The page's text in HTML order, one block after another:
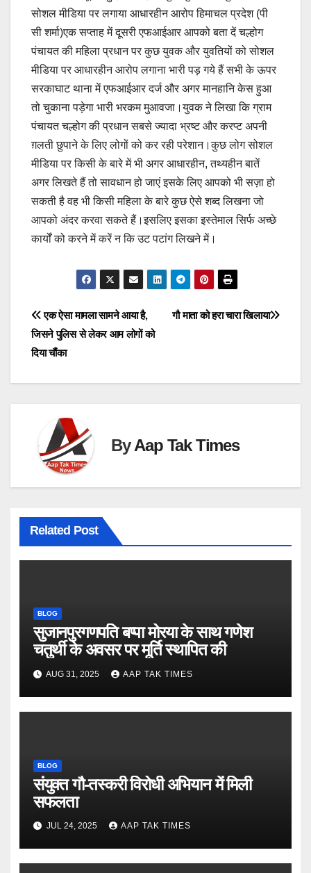
सोशल मीडिया पर लगाया आधारहीन आरोप हिमाचल प्रदेश (पी
सी शर्मा)एक सप्ताह में दूसरी एफआईआर आपको बता दें चल्होग
पंचायत की महिला प्रधान पर कुछ युवक और युवतियों को सोशल
मीडिया पर आधारहीन आरोप लगाना भारी पड़ गये हैं सभी के ऊपर
सरकाघाट थाना में एफआईआर दर्ज और अगर मानहानि केस हुआ
तो चुकाना पड़ेगा भारी भरकम मुआवजा।युवक ने लिखा कि ग्राम
पंचायत चल्होग की प्रधान सबसे ज्यादा भ्रष्ट और करप्ट अपनी
ग़लती छुपाने के लिए लोगों को कर रही परेशान।कुछ लोग सोशल
मीडिया पर किसी के बारे में भी अगर आधारहीन, तथ्यहीन बातें
अगर लिखते हैं तो सावधान हो जाएं इसके लिए आपको भी सज़ा हो
सकती है वह भी किसी महिला के बारे कुछ ऐसे शब्द लिखना जो
आपको अंदर करवा सकते हैं।इसलिए इसका इस्तेमाल सिर्फ अच्छे
कार्यों को करने में करें न कि उट पटांग लिखने में।
Post
navigation
गौ माता को हरा चारा खिलाया
एक ऐसा मामला सामने आया है,
जिसने पुलिस से लेकर आम लोगों को
दिया चौंका
ByAap Tak Times
Related Post
BLOG
सुजानपुरगणपति बप्पा मोरया के साथ गणेश
चतुर्थी के अवसर पर मूर्ति स्थापित की
AUG 31, 2025 AAP TAK TIMES
BLOG
संयुक्त गौ-तस्करी विरोधी अभियान में मिली
सफलता
JUL 24, 2025 AAP TAK TIMES